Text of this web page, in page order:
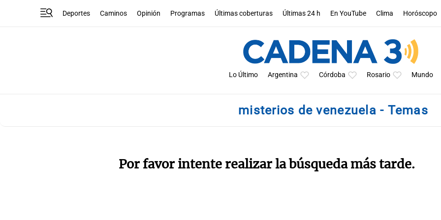
Deportes Caminos Opinión Programas Últimas coberturas Últimas 24 h En YouTube Clima Horóscopo
Lo Último Argentina Córdoba Rosario Mundo
misterios de venezuela - Temas
Por favor intente realizar la búsqueda más tarde.